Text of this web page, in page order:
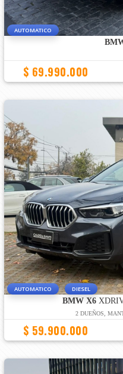
AUTOMATICO
$ 69.990.000
AUTOMATICO DIESEL
BMW X6
2 DUEÑOS,
$ 59.900.000